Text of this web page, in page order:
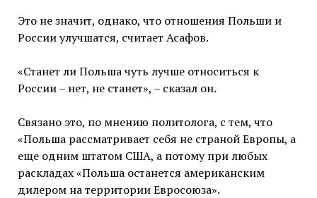
Это не значит, однако, что отношения Польши и
России улучшатся, считает Асафов.
«Станет ли Польша чуть лучше относиться к
России – нет, не станет», – сказал он.
Связано это, по мнению политолога, с тем, что
«Польша рассматривает себя не страной Европы, а
еще одним штатом США, а потому при любых
раскладах «Польша останется американским
дилером на территории Евросоюза».